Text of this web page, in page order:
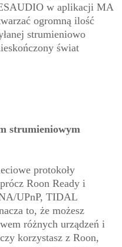
w aplikacji MA
ogromną ilość
strumieniowo
świat
strumieniowym
protokoły
Roon Ready i
UPnP, TIDAL
to, że możesz
różnych urządzeń i
korzystasz z Roon,